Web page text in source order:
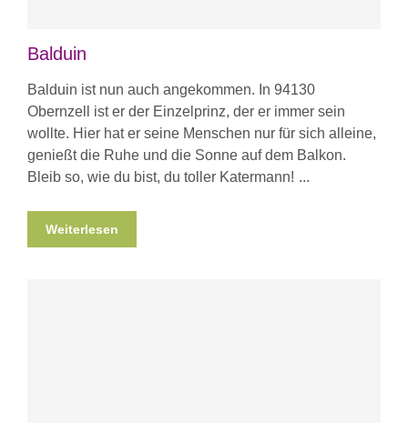
Balduin
Balduin ist nun auch angekommen. In 94130
Obernzell ist er der Einzelprinz, der er immer sein
wollte. Hier hat er seine Menschen nur für sich alleine,
genießt die Ruhe und die Sonne auf dem Balkon.
Bleib so, wie du bist, du toller Katermann!
Weiterlesen